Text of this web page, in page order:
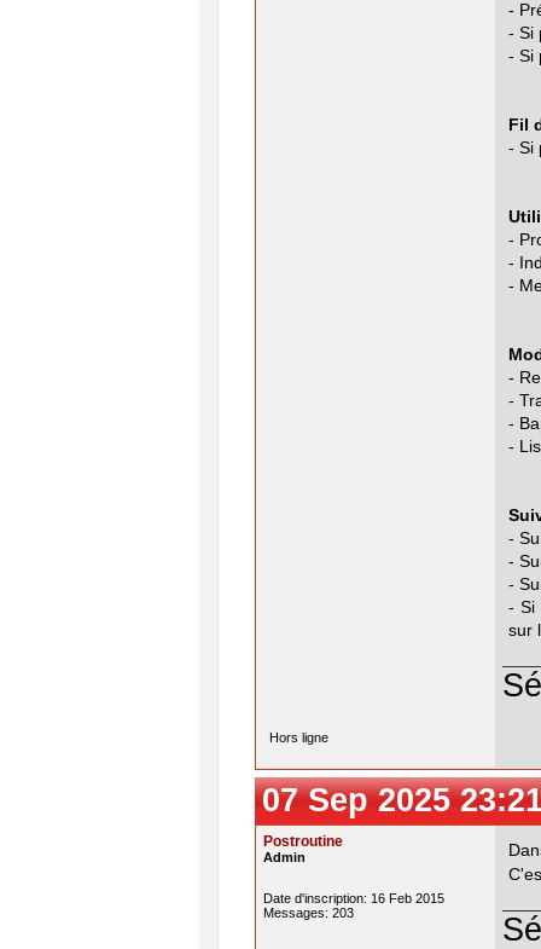
-
- Si
- Si
Fil
- Si
-
-
-
-
-
-
-
-
-
-
- Si
sur
Hors ligne
07 Sep 2025
Postroutine
Admin
Date d'inscription: 16 Feb 2015
Messages: 203